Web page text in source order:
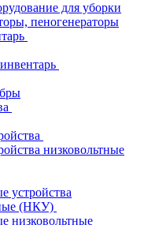
для уборки
пеногенераторы
низковольтные
устройства
(НКУ)
низковольтные